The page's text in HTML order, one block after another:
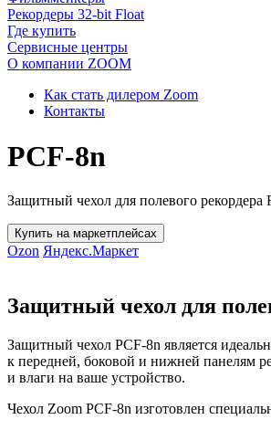
Рекордеры 32-bit Float
Где купить
Сервисные центры
О компании ZOOM
Как стать дилером Zoom
Контакты
PCF-8n
Защитный чехол для полевого рекордера
Купить на маркетплейсах
Ozon Яндекс.Маркет
Защитный чехол для
Защитный чехол PCF-8n является
к передней, боковой и нижней панелям
и влаги на ваше устройство.
Чехол Zoom PCF-8n изготовлен